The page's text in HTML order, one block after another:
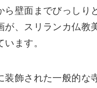
ら壁面までびっしり
が、スリランカ仏教
ます。
装飾された一般的な